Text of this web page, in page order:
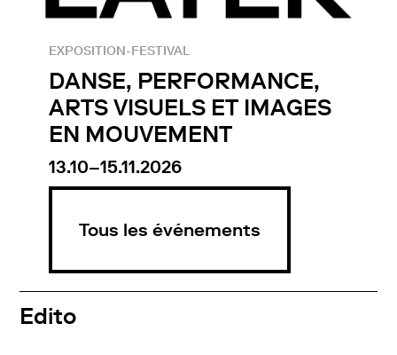
EXPOSITION-FESTIVAL
DANSE, PERFORMANCE,
ARTS VISUELS ET IMAGES
EN MOUVEMENT
13.10–15.11.2026
Tous les événements
Edito